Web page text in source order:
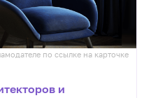
по ссылке на карточке
и